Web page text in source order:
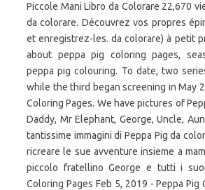
Piccole Mani Libro da Colorare 22,670
da colorare. Découvrez vos propres
et enregistrez-les. da colorare) à petit
about peppa pig coloring pages,
peppa pig colouring. To date, two
while the third began screening in May
Coloring Pages. We have pictures of
Daddy, Mr Elephant, George, Uncle,
tantissime immagini di Peppa Pig da
ricreare le sue avventure insieme a
piccolo fratellino George e tutti i
Coloring Pages Feb 5, 2019 - Peppa Pig